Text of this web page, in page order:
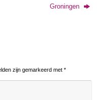
Groningen
zijn gemarkeerd met *